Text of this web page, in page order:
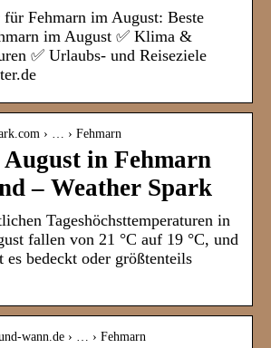
für Fehmarn im August: Beste
im August ✅ Klima &
✅ Urlaubs- und Reiseziele
› … › Fehmarn
in Fehmarn
– Weather Spark
Tageshöchsttemperaturen in
fallen von 21 °C auf 19 °C, und
bedeckt oder größtenteils
wann.de › … › Fehmarn